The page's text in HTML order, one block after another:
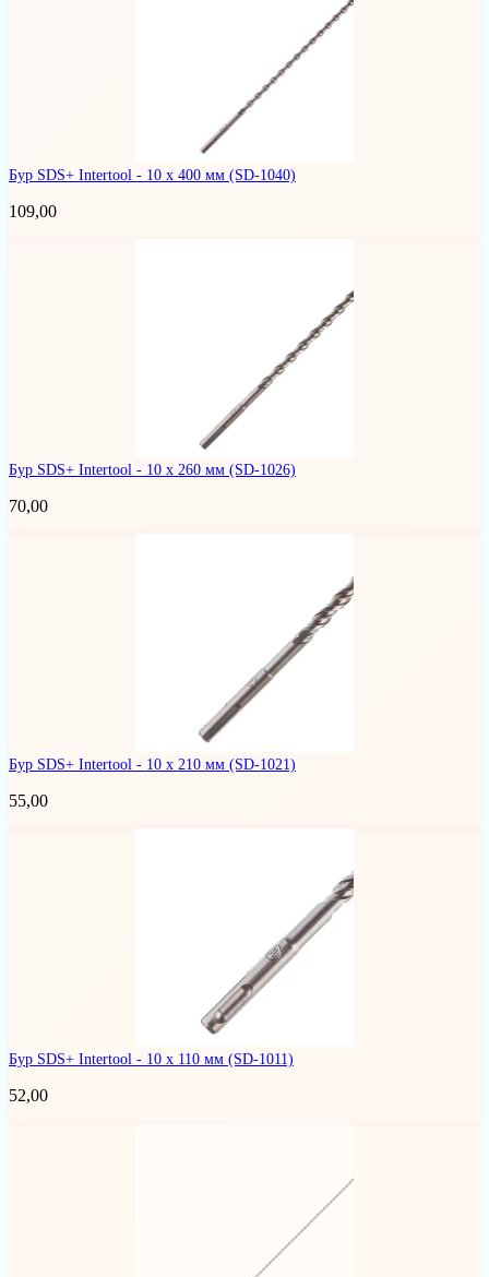
Бур SDS+ Intertool - 10 х 400 мм (SD-1040)
109,00
Бур SDS+ Intertool - 10 х 260 мм (SD-1026)
70,00
Бур SDS+ Intertool - 10 х 210 мм (SD-1021)
55,00
Бур SDS+ Intertool - 10 х 110 мм (SD-1011)
52,00